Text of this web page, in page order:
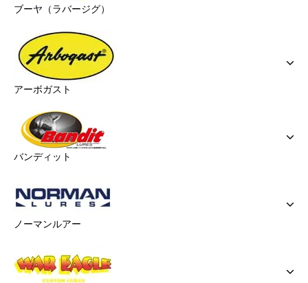
ブーヤ（ラバージグ）
アーボガスト
バンディット
ノーマンルアー